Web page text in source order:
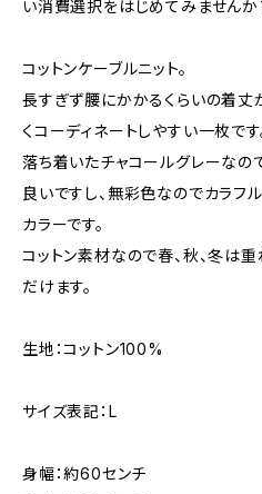
い消費選択をはじめてみませんか
コットンケーブルニット。
長すぎず腰にかかるくらいの着丈
くコーディネートしやすい一枚です
落ち着いたチャコールグレーな
良いですし、無彩色なのでカラフ
カラーです。
コットン素材なので春、秋、冬は
だけます。
生地：コットン100%
サイズ表記：L
身幅：約60センチ